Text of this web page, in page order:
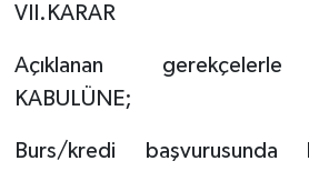
VII.KARAR
Açıklanan gerekçelerle
KABULÜNE;
Burs/kredi başvurusunda